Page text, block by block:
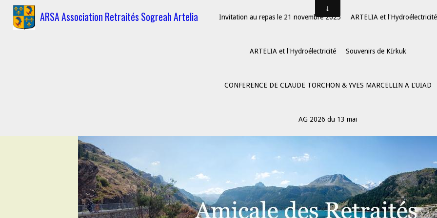
ARSA Association Retraités Sogreah Artelia Invitation au repas le 21 novembre 2025 ARTELIA et l'Hydroélectricité
ARTELIA et l'Hydroélectricité Souvenirs de KIrkuk
CONFERENCE DE CLAUDE TORCHON & YVES MARCELLIN A L'UIAD
AG 2026 du 13 mai